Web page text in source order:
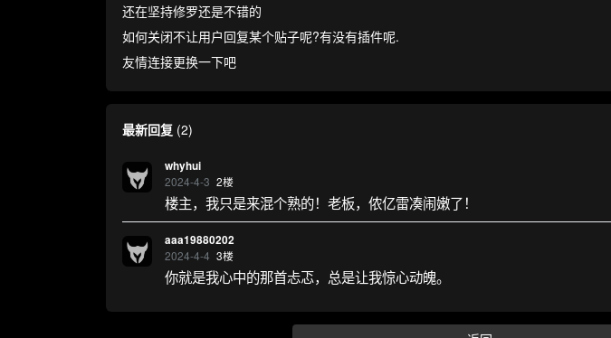
还在坚持修罗还是不错的
如何关闭不让用户回复某个贴子呢?有没有插件呢.
友情连接更换一下吧
最新回复(2)
whyhui
2024-4-3 2楼
楼主，我只是来混个熟的！老板，侬亿雷凑闹嫩了！
aaa19880202
2024-4-4 3楼
你就是我心中的那首忐忑，总是让我惊心动魄。